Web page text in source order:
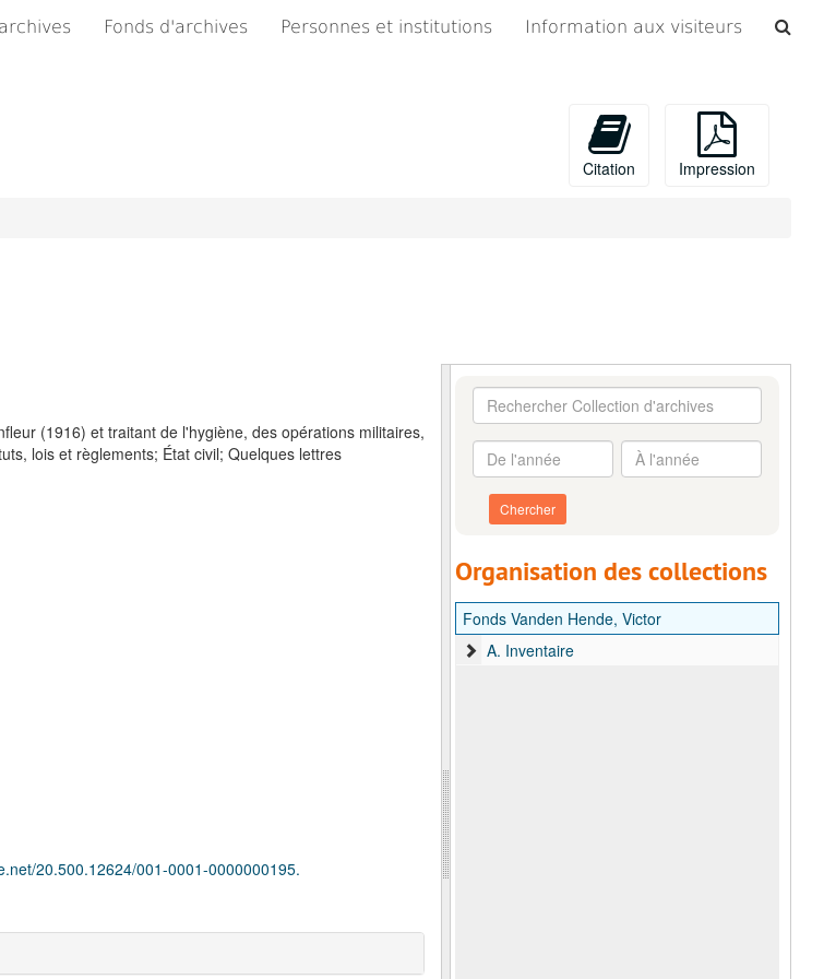
Fonds d'archives Personnes et institutions Information aux visiteurs
Citation Impression
(1916) et traitant de l'hygiène, des opérations militaires,
lois et règlements; État civil; Quelques lettres
20.500.12624/001-0001-0000000195.
Rechercher
Collection
d'archives
De
l'année
À
l'année
Organisation des collections
Fonds Vanden Hende, Victor
A. Inventaire